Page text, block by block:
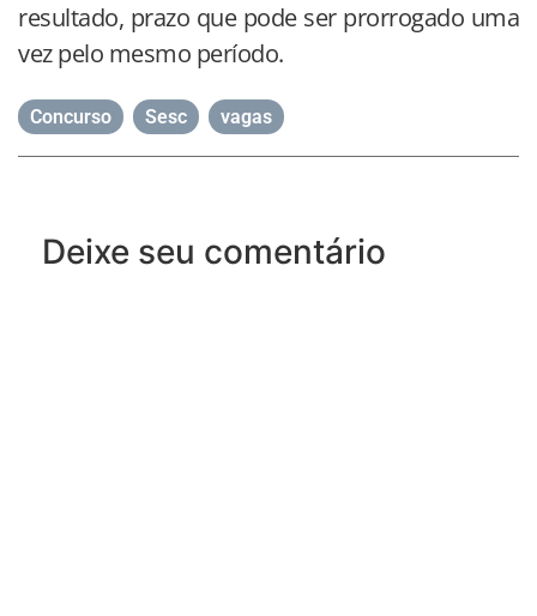
resultado, prazo que pode ser prorrogado uma
vez pelo mesmo período.
Concurso Sesc vagas
Deixe seu comentário